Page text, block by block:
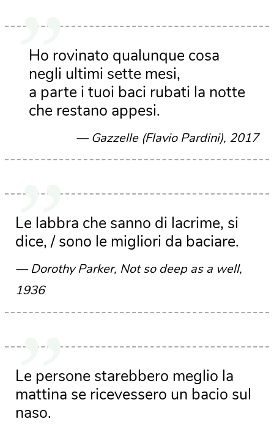
Ho rovinato qualunque cosa
negli ultimi sette mesi,
a parte i tuoi baci rubati la notte
che restano appesi.
Gazzelle (Flavio Pardini), 2017
Le labbra che sanno di lacrime, si
dice, / sono le migliori da baciare.
Dorothy Parker, Not so deep as a well,
1936
Le persone starebbero meglio la
mattina se ricevessero un bacio sul
naso.